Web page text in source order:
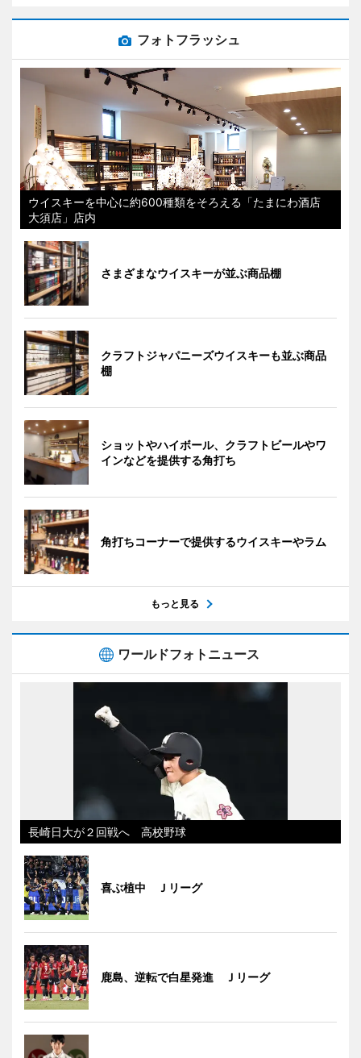
フォトフラッシュ
ウイスキーを中心に約600種類をそろえる「たまにわ酒店
大須店」店内
さまざまなウイスキーが並ぶ商品棚
クラフトジャパニーズウイスキーも並ぶ商品
棚
ショットやハイボール、クラフトビールやワ
インなどを提供する角打ち
角打ちコーナーで提供するウイスキーやラム
もっと見る
ワールドフォトニュース
長崎日大が２回戦へ 高校野球
喜ぶ植中 Ｊリーグ
鹿島、逆転で白星発進 Ｊリーグ